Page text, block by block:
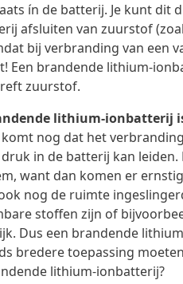
ín de batterij. Je kunt dit
afsluiten van zuurstof
bij verbranding van een
Een brandende lithium-
zuurstof.
lithium-ionbatterij
nog dat het
in de batterij kan
want dan komen er
nog de ruimte
stoffen zijn of
Dus een brandende
bredere toepassing
lithium-ionbatterij?